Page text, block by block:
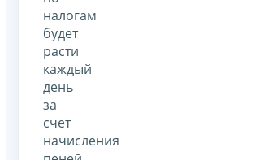
налогам
будет
расти
каждый
день
за
счет
начисления